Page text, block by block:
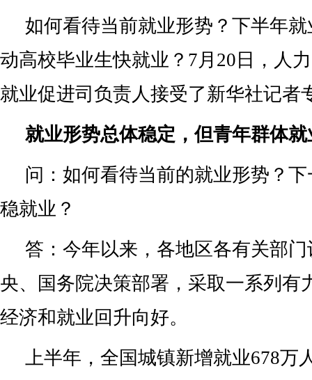
如何看待当前就业形势？下半年
动高校毕业生快就业？7月20日，人
就业促进司负责人接受了新华社记者
就业形势总体稳定，但青年群体
问：如何看待当前的就业形势？
稳就业？
答：今年以来，各地区各有关部
央、国务院决策部署，采取一系列有
经济和就业回升向好。
上半年，全国城镇新增就业678万